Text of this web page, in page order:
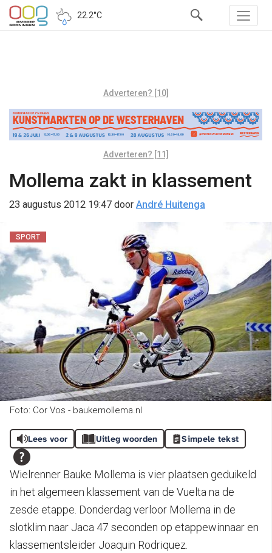
22.2°C
Adverteren? [10]
Adverteren? [11]
Mollema zakt in klassement
23 augustus 2012 19:47 door André Huitenga
SPORT
Foto: Cor Vos - baukemollema.nl
Lees voor Uitleg woorden Simpele tekst
Wielrenner Bauke Mollema is vier plaatsen geduikeld
in het algemeen klassement van de Vuelta na de
zesde etappe. Donderdag verloor Mollema in de
slotklim naar Jaca 47 seconden op etappewinnaar en
klassementsleider Joaquin Rodriquez.